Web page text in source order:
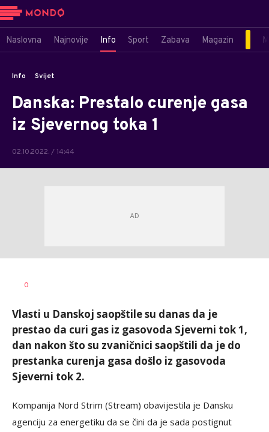
Naslovna Najnovije Info Sport Zabava Magazin
Info Svijet
Danska: Prestalo curenje gasa
iz Sjevernog toka 1
02.10.2022. / 14:44
AUTOR
0
Vlasti u Danskoj saopštile su danas da je
prestao da curi gas iz gasovoda Sjeverni tok 1,
dan nakon što su zvaničnici saopštili da je do
prestanka curenja gasa došlo iz gasovoda
Sjeverni tok 2.
Kompanija Nord Strim (Stream) obavijestila je Dansku
agenciju za energetiku da se čini da je sada postignut